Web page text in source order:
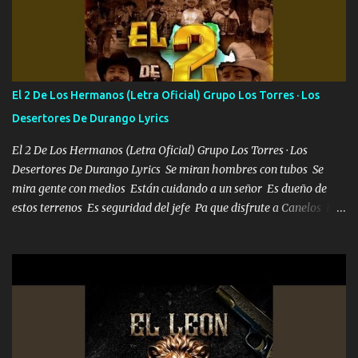
Soy yo la octava maravilla, no lo niegues Tengo de rodillas a otras
cien Y por más que quieran no me detienen Soy yo la mente que
más brilla, lo ves Pa' mi la vida es tan sencilla No lo entenderías en
tu vida, y está bien Porque lo que tengo nadie lo tiene Una me está
escribiendo y la otra me va a llamar Quiere que vaya a verla y que
la invite a cenar Otras más me están pidiendo que las saque a
bailar Pero es que tengo un par de conciertos más que llenar Se
mueven solo por el interés P...
El 2 De Los Hermanos (Letra Oficial) Grupo Los Torres · Los
Desertores De Durango Lyrics
El 2 De Los Hermanos (Letra Oficial) Grupo Los Torres · Los
Desertores De Durango Lyrics Se miran hombres con tubos Se
mira gente con medios Están cuidando a un señor Es dueño de
estos terrenos Es seguridad del jefe Pa que disfrute a Canelos Es
ni tampoco las mujeres porque es platica de grandes por eso hay
que estar alegres doy las instrucciones para atender los deberes
Música Si es que salta algún problema de confianza tengo gente
ahí está el Hombre Cuarenta y también Pariente 7 arreglan